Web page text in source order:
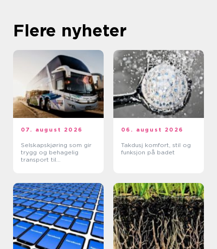
Flere nyheter
07. august 2026
Selskapskjøring som gir
trygg og behagelig
transport til
06. august 2026
Takdusj komfort, stil og
funksjon på badet